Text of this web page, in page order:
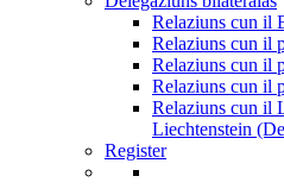
Relaziuns cun il
Relaziuns cun il
Relaziuns cun il
Relaziuns cun il
Relaziuns cun il
Liechtenstein
Register